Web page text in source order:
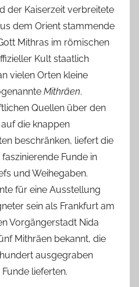
der Kaiserzeit verbreitete
dem Orient stammende
Mithras im römischen
Kult staatlich
vielen Orten kleine
Mithräen.
Quellen über den
die knappen
beschränken, liefert die
Funde in
und Weihegaben.
für eine Ausstellung
sein als Frankfurt am
Vorgängerstadt Nida
Mithräen bekannt, die
ausgegraben
lieferten.